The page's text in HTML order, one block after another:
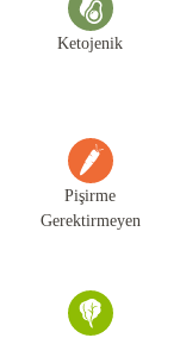
Ketojenik
Pişirme
Gerektirmeyen